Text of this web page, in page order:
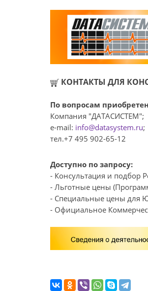
КОНТАКТЫ ДЛЯ
По вопросам
Компания "ДАТАСИСТЕМ";
e-mail: info@datasystem.ru;
тел.+7 495 902-65-12
Доступно по запросу:
- Консультация и подбор
- Льготные цены
- Специальные цены для
- Официальное